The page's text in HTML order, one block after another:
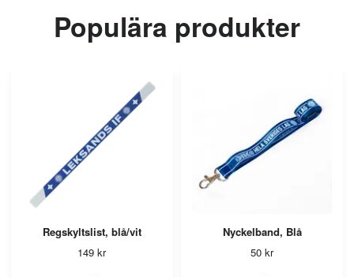
Populära produkter
Regskyltslist, blå/vit
149 kr
Nyckelband, Blå
50 kr